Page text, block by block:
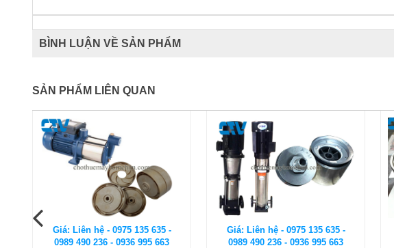
BÌNH LUẬN VỀ SẢN PHẨM
SẢN PHẨM LIÊN QUAN
Giá: Liên hệ - 0975 135 635 -
0989 490 236 - 0936 995 663
Giá: Liên hệ - 0975 135 635 -
0989 490 236 - 0936 995 663